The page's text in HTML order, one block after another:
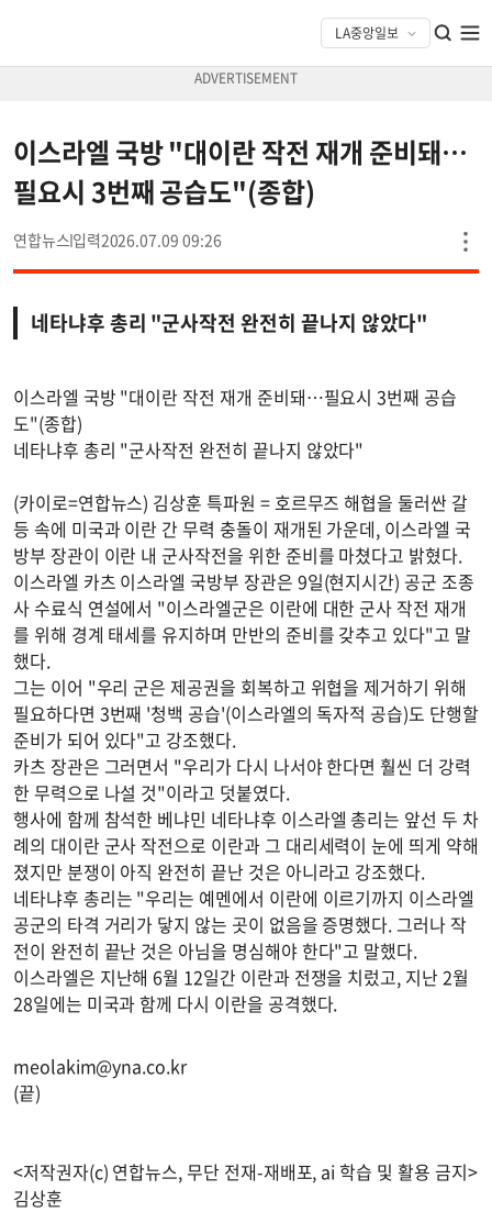
이스라엘 국방 "대이란 작전 재개 준비돼…
필요시 3번째 공습도"(종합)
연합뉴스 2026.07.09 09:26
네타냐후 총리 "군사작전 완전히 끝나지 않았다"
이스라엘 국방 "대이란 작전 재개 준비돼…필요시 3번째 공습
도"(종합)
네타냐후 총리 "군사작전 완전히 끝나지 않았다"
(카이로=연합뉴스) 김상훈 특파원 = 호르무즈 해협을 둘러싼 갈
등 속에 미국과 이란 간 무력 충돌이 재개된 가운데, 이스라엘 국
방부 장관이 이란 내 군사작전을 위한 준비를 마쳤다고 밝혔다.
이스라엘 카츠 이스라엘 국방부 장관은 9일(현지시간) 공군 조종
사 수료식 연설에서 "이스라엘군은 이란에 대한 군사 작전 재개
를 위해 경계 태세를 유지하며 만반의 준비를 갖추고 있다"고 말
했다.
그는 이어 "우리 군은 제공권을 회복하고 위협을 제거하기 위해
필요하다면 3번째 '청백 공습'(이스라엘의 독자적 공습)도 단행할
준비가 되어 있다"고 강조했다.
카츠 장관은 그러면서 "우리가 다시 나서야 한다면 훨씬 더 강력
한 무력으로 나설 것"이라고 덧붙였다.
행사에 함께 참석한 베냐민 네타냐후 이스라엘 총리는 앞선 두 차
례의 대이란 군사 작전으로 이란과 그 대리세력이 눈에 띄게 약해
졌지만 분쟁이 아직 완전히 끝난 것은 아니라고 강조했다.
네타냐후 총리는 "우리는 예멘에서 이란에 이르기까지 이스라엘
공군의 타격 거리가 닿지 않는 곳이 없음을 증명했다. 그러나 작
전이 완전히 끝난 것은 아님을 명심해야 한다"고 말했다.
이스라엘은 지난해 6월 12일간 이란과 전쟁을 치렀고, 지난 2월
28일에는 미국과 함께 다시 이란을 공격했다.
meolakim@yna.co.kr
(끝)
<저작권자(c) 연합뉴스, 무단 전재-재배포, ai 학습 및 활용 금지>
김상훈